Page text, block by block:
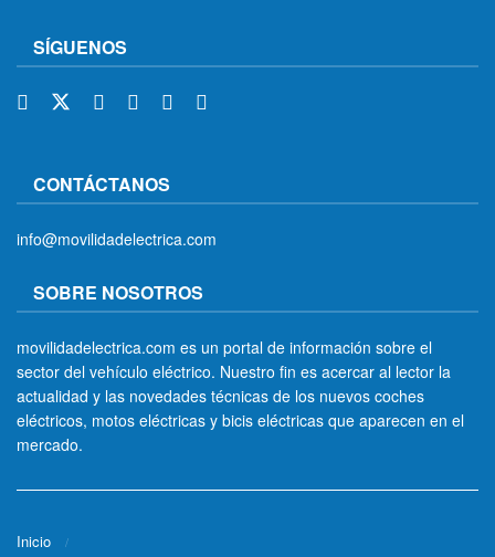
SÍGUENOS
CONTÁCTANOS
info@movilidadelectrica.com
SOBRE NOSOTROS
movilidadelectrica.com es un portal de información sobre el
sector del vehículo eléctrico. Nuestro fin es acercar al lector la
actualidad y las novedades técnicas de los nuevos coches
eléctricos, motos eléctricas y bicis eléctricas que aparecen en el
mercado.
Inicio